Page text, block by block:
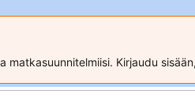
Kirjaudu